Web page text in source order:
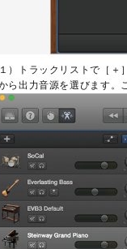
１）トラックリストで［
ら出力音源を選びます。